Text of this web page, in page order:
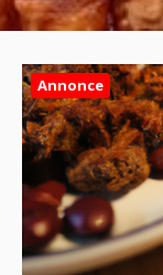
Annonce